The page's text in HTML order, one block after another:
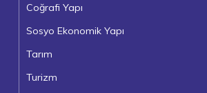
Coğrafi Yapı
Sosyo Ekonomik Yapı
Tarım
Turizm